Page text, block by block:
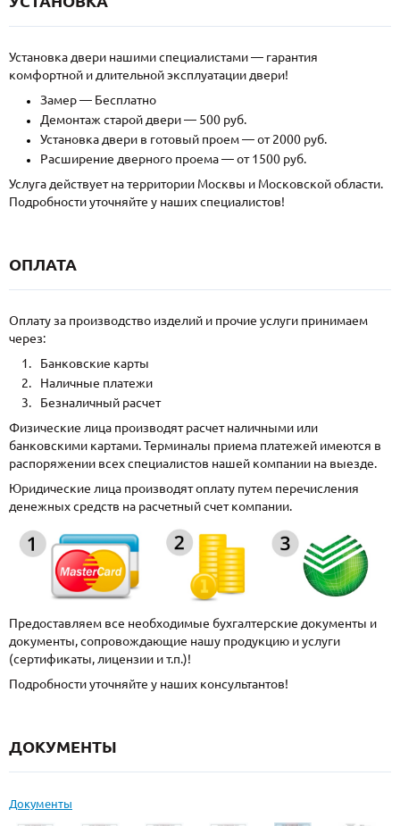
Установка двери нашими специалистами — гарантия
комфортной и длительной эксплуатации двери!
Замер — Бесплатно
Демонтаж старой двери — 500 руб.
Установка двери в готовый проем — от 2000 руб.
Расширение дверного проема — от 1500 руб.
Услуга действует на территории Москвы и Московской области.
Подробности уточняйте у наших специалистов!
ОПЛАТА
Оплату за производство изделий и прочие услуги принимаем
через:
Банковские карты
Наличные платежи
Безналичный расчет
Физические лица производят расчет наличными или
банковскими картами. Терминалы приема платежей имеются в
распоряжении всех специалистов нашей компании на выезде.
Юридические лица производят оплату путем перечисления
денежных средств на расчетный счет компании.
Предоставляем все необходимые бухгалтерские документы и
документы, сопровождающие нашу продукцию и услуги
(сертификаты, лицензии и т.п.)!
Подробности уточняйте у наших консультантов!
ДОКУМЕНТЫ
Документы